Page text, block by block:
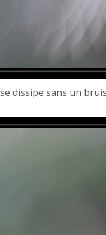
dissipe sans un